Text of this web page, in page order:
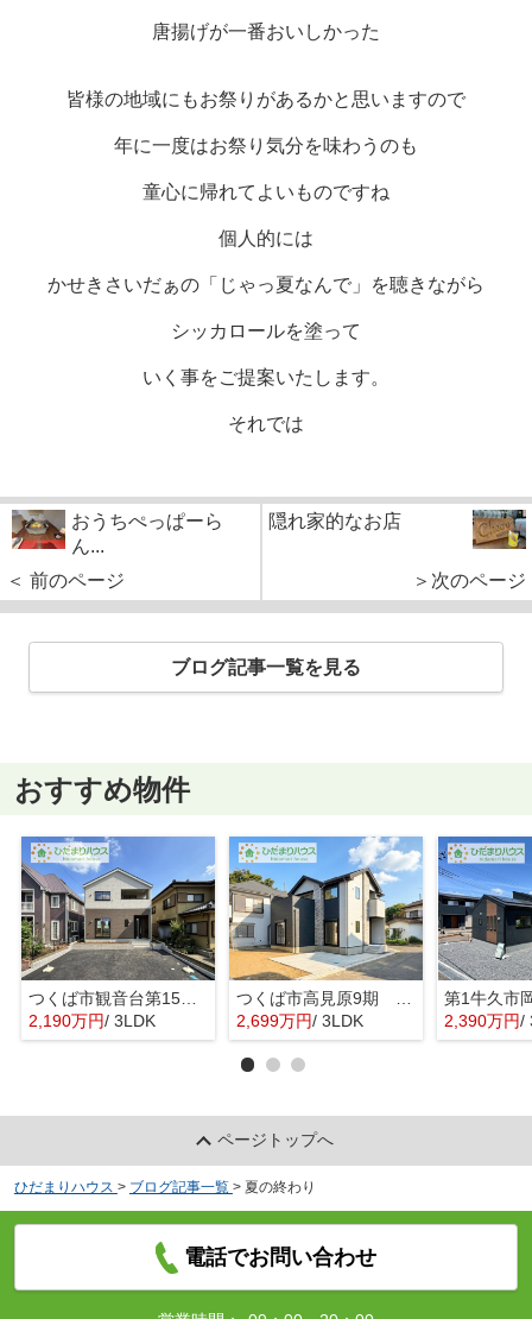
唐揚げが一番おいしかった
皆様の地域にもお祭りがあるかと思いますので
年に一度はお祭り気分を味わうのも
童心に帰れてよいものですね
個人的には
かせきさいだぁの「じゃっ夏なんで」を聴きながら
シッカロールを塗って
いく事をご提案いたします。
それでは
おうちぺっぱーら
ん...
＜ 前のページ
隠れ家的なお店
＞次のページ
ブログ記事一覧を見る
おすすめ物件
つくば市観音台第15 新築戸建
2,190万円/ 3LDK
2,699万円/ 3LDK 2,390万円/
ページトップへ
ひだまりハウス > ブログ記事一覧 > 夏の終わり
電話でお問い合わせ